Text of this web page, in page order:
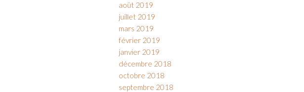
août 2019
juillet 2019
mars 2019
février 2019
janvier 2019
décembre 2018
octobre 2018
septembre 2018